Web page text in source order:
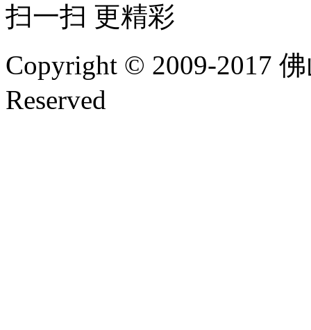
扫一扫 更精彩
Copyright © 2009-2017
Reserved